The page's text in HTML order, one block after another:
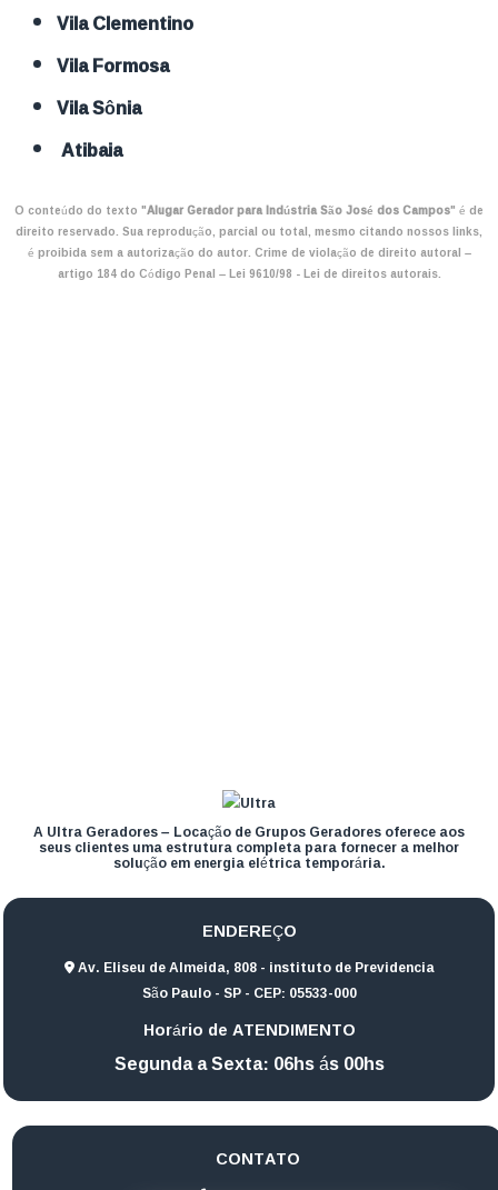
Vila Clementino
Vila Formosa
Vila Sônia
Atibaia
O conteúdo do texto "Alugar Gerador para Indústria São José dos Campos" é de
direito reservado. Sua reprodução, parcial ou total, mesmo citando nossos links,
é proibida sem a autorização do autor. Crime de violação de direito autoral –
artigo 184 do Código Penal –Lei 9610/98 - Lei de direitos autorais.
A Ultra Geradores – Locação de Grupos Geradores oferece aos
seus clientes uma estrutura completa para fornecer a melhor
solução em energia elétrica temporária.
ENDEREÇO
Av. Eliseu de Almeida, 808 - instituto de Previdencia
São Paulo - SP - CEP: 05533-000
Horário de ATENDIMENTO
Segunda a Sexta: 06hs ás 00hs
CONTATO